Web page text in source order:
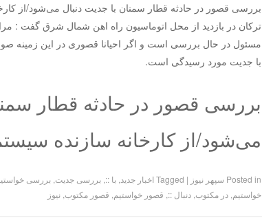
بررسی قصور در حادثه قطار سمنان با جدیت دنبال می‌شود/از
ترکان در بازدید از محل اتوماسیون راه اهن شمال شرق گفت :
مسئول در حال بررسی است و اگر احیانا قصوری در این زمینه
با جدیت مورد رسیدگی است.
بررسی قصور در حادثه قطار
می‌شود/از کارخانه سازنده
Posted in سپهر نیوز |
Tagged اخبار جدید ,با :: ,بررسی جدیت ,بررسی
خواستیم ,در مکتوب ,دنبال :: قصور خواستیم قصور مکتوب ,نیوز